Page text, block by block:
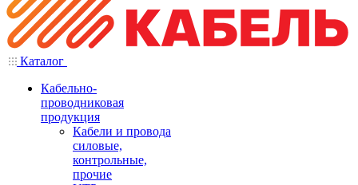
Каталог
Кабельно-
проводниковая
продукция
Кабели и провода
силовые,
контрольные,
прочие